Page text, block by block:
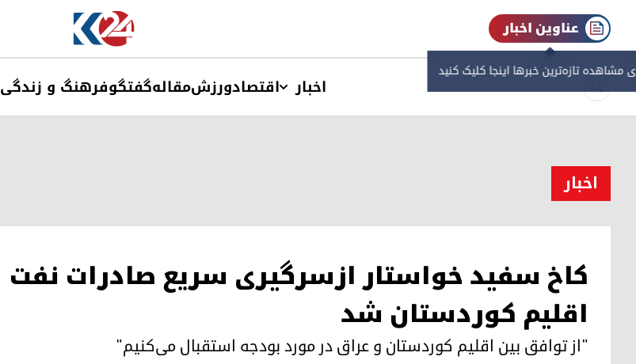
عناوین اخبار
مشاهده‌ تازه‌ترین خبرها اینجا کلیک کنید
اخبار اقتصادورزشمقالهگفتگوفرهنگ و زندگی
اخبار
کاخ سفید خواستار ازسرگیری سریع صادرات نفت
اقلیم کوردستان شد
"از توافق بین اقلیم کوردستان و عراق در مورد بودجه استقبال می‌کنیم"